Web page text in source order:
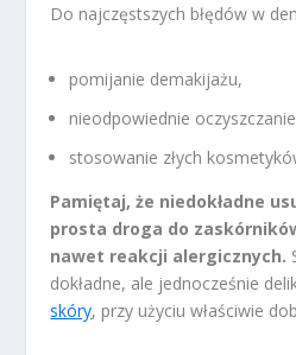
Do najczęstszych błędów w
pomijanie demakijażu,
nieodpowiednie
stosowanie złych
Pamiętaj, że niedokładne
prosta droga do
nawet reakcji alergicznych.
dokładne, ale jednocześnie
skóry, przy użyciu właściwie